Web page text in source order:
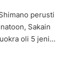
perusti
Sakain
oli 5 jeniä
osa,